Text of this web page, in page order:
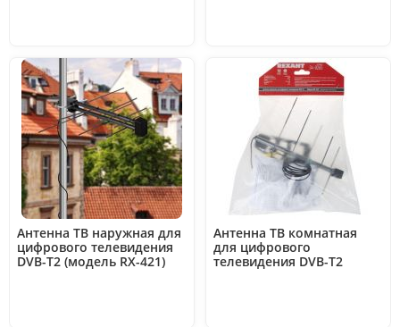
Антенна ТВ наружная для
цифрового телевидения
DVB-T2 (модель RX-421)
Антенна ТВ комнатная
для цифрового
телевидения DVB-T2